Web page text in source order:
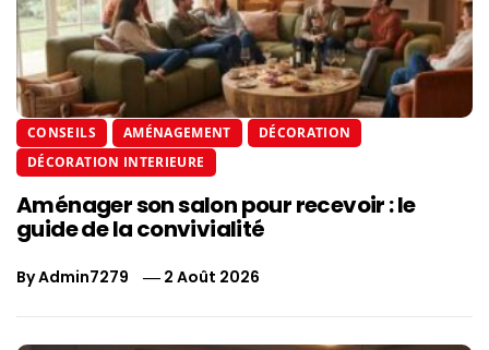
CONSEILS AMÉNAGEMENT
DÉCORATION
DÉCORATION INTERIEURE
Aménager son salon pour recevoir : le
guide de la convivialité
ByAdmin7279 2 Août 2026